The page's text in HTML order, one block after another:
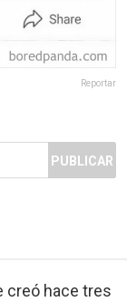
Reportar
PUBLICAR
creó hace tres